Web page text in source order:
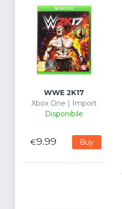
WWE 2K17
Xbox One | Import
Disponibile
€9.99 Buy